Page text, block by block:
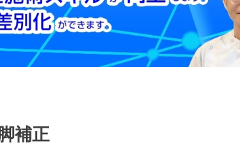
補正